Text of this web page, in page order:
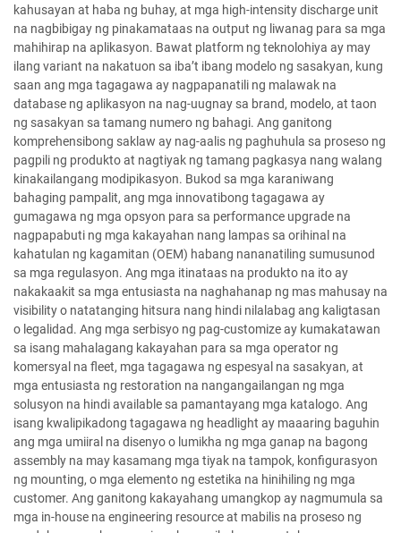
kahusayan at haba ng buhay, at mga high-intensity discharge unit
na nagbibigay ng pinakamataas na output ng liwanag para sa mga
mahihirap na aplikasyon. Bawat platform ng teknolohiya ay may
ilang variant na nakatuon sa iba’t ibang modelo ng sasakyan, kung
saan ang mga tagagawa ay nagpapanatili ng malawak na
database ng aplikasyon na nag-uugnay sa brand, modelo, at taon
ng sasakyan sa tamang numero ng bahagi. Ang ganitong
komprehensibong saklaw ay nag-aalis ng paghuhula sa proseso ng
pagpili ng produkto at nagtiyak ng tamang pagkasya nang walang
kinakailangang modipikasyon. Bukod sa mga karaniwang
bahaging pampalit, ang mga innovatibong tagagawa ay
gumagawa ng mga opsyon para sa performance upgrade na
nagpapabuti ng mga kakayahan nang lampas sa orihinal na
kahatulan ng kagamitan (OEM) habang nananatiling sumusunod
sa mga regulasyon. Ang mga itinataas na produkto na ito ay
nakakaakit sa mga entusiasta na naghahanap ng mas mahusay na
visibility o natatanging hitsura nang hindi nilalabag ang kaligtasan
o legalidad. Ang mga serbisyo ng pag-customize ay kumakatawan
sa isang mahalagang kakayahan para sa mga operator ng
komersyal na fleet, mga tagagawa ng espesyal na sasakyan, at
mga entusiasta ng restoration na nangangailangan ng mga
solusyon na hindi available sa pamantayang mga katalogo. Ang
isang kwalipikadong tagagawa ng headlight ay maaaring baguhin
ang mga umiiral na disenyo o lumikha ng mga ganap na bagong
assembly na may kasamang mga tiyak na tampok, konfigurasyon
ng mounting, o mga elemento ng estetika na hinihiling ng mga
customer. Ang ganitong kakayahang umangkop ay nagmumula sa
mga in-house na engineering resource at mabilis na proseso ng